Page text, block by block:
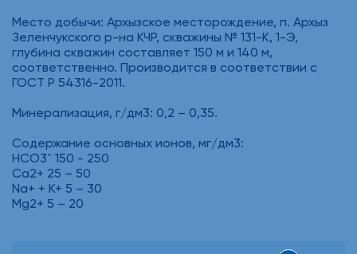
Место добычи: Архызское месторождение, п. Архыз
Зеленчукского р-на КЧР, скважины № 131-К, 1-Э,
глубина скважин составляет 150 м и 140 м,
соответственно. Производится в соответствии с
ГОСТ Р 54316-2011.
Минерализация, г/дм3: 0,2 – 0,35.
Содержание основных ионов, мг/дм3:
НСО3¯ 150 - 250
Ca2+ 25 – 50
Na+ + К+ 5 – 30
Mg2+ 5 – 20